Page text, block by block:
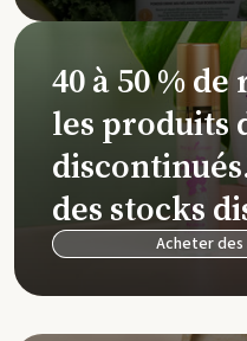
40 à 50 %
les produits
des stocks
Acheter des